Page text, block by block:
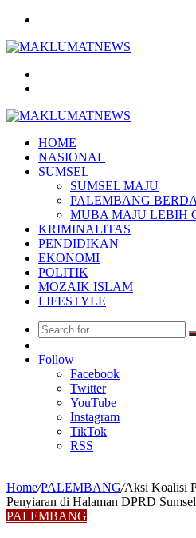
HOME
NASIONAL
SUMSEL
SUMSEL MAJU
PALEMBANG
MUBA MAJU LEBIH
KRIMINALITAS
PENDIDIKAN
EKONOMI
POLITIK
MOZAIK ISLAM
LIFESTYLE
Article
Follow
Facebook
Twitter
YouTube
Instagram
TikTok
RSS
Home/PALEMBANG/Aksi Koalisi
Penyiaran di Halaman DPRD Sumsel
PALEMBANG